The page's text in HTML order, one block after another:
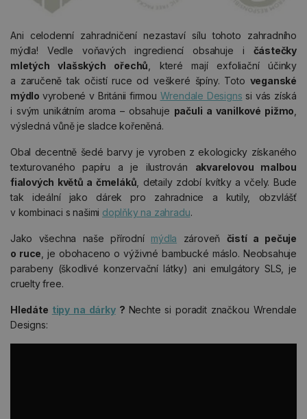
Ani celodenní zahradničení nezastaví sílu tohoto zahradního
mýdla! Vedle voňavých ingrediencí obsahuje i částečky
mletých vlašských ořechů , které mají exfoliační účinky
a zaručeně tak očistí ruce od veškeré špíny. Toto veganské
mýdlo vyrobené v Británii firmou Wrendale Designs si vás získá
i svým unikátním aroma – obsahuje pačuli a vanilkové pižmo
výsledná vůně je sladce kořeněná.
Obal decentně šedé barvy je vyroben z ekologicky získaného
texturovaného papíru a je ilustrován akvarelovou malbou
fialových květů a čmeláků , detaily zdobí kvítky a včely. Bude
tak ideální jako dárek pro zahradnice a kutily, obzvlášť
v kombinaci s našimi doplňky na zahradu.
Jako všechna naše přírodní mýdla zároveň čistí a pečuje
o ruce , je obohaceno o výživné bambucké máslo. Neobsahuje
parabeny (škodlivé konzervační látky) ani emulgátory SLS, je
cruelty free.
Hledáte tipy na dárky? Nechte si poradit značkou Wrendale
Designs: